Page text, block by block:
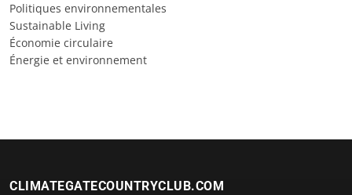
Politiques environnementales
Sustainable Living
Économie circulaire
Énergie et environnement
CLIMATEGATECOUNTRYCLUB.COM